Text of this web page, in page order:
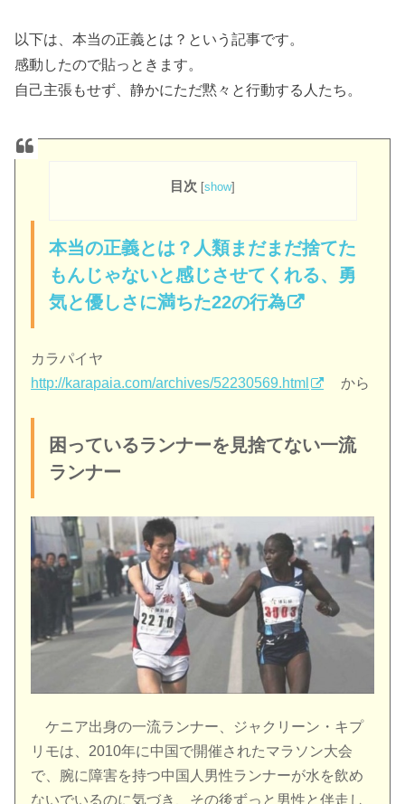
以下は、本当の正義とは？という記事です。
感動したので貼っときます。
自己主張もせず、静かにただ黙々と行動する人たち。
目次 [show]
本当の正義とは？人類まだまだ捨てた
もんじゃないと感じさせてくれる、勇
気と優しさに満ちた22の行為
カラパイヤ
http://karapaia.com/archives/52230569.html
から
困っているランナーを見捨てない一流
ランナー
ケニア出身の一流ランナー、ジャクリーン・キプ
リモは、2010年に中国で開催されたマラソン大会
で、腕に障害を持つ中国人男性ランナーが水を飲め
ないでいるのに気づき、その後ずっと男性と伴走し